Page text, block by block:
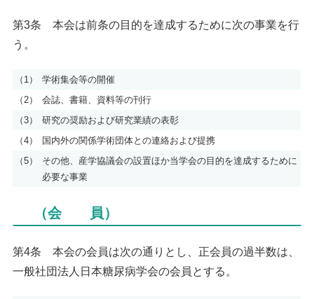
第3条 本会は前条の目的を達成するために次の事業を行
う。
（1）
学術集会等の開催
（2）
会誌、書籍、資料等の刊行
（3）
研究の奨励および研究業績の表彰
（4）
国内外の関係学術団体との連絡および提携
（5）
その他、産学協議会の設置ほか当学会の目的を達成するために
必要な事業
（会 員）
第4条 本会の会員は次の通りとし、正会員の過半数は、
一般社団法人日本糖尿病学会の会員とする。